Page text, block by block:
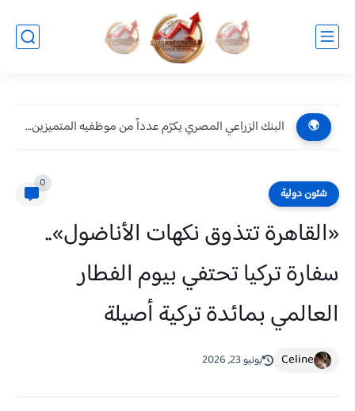
🌍 البنك الزراعي المصري يكرّم عدداً من موظفيه المتميزين لتحقيق ارقام...
شئون دولية
0
«القاهرة تتذوق نكهات الأناضول»..
سفارة تركيا تحتفي بيوم الفطار
العالمي بمائدة تركية أصيلة
Celine يونيو 23, 2026